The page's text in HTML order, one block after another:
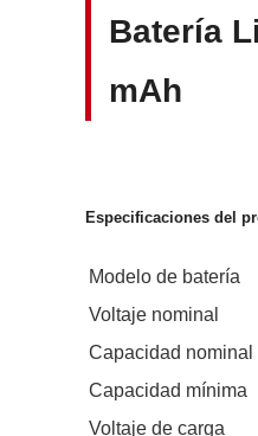
Batería
mAh
Especificaciones del
Modelo de batería
Voltaje nominal
Capacidad nominal
Capacidad mínima
Voltaje de carga